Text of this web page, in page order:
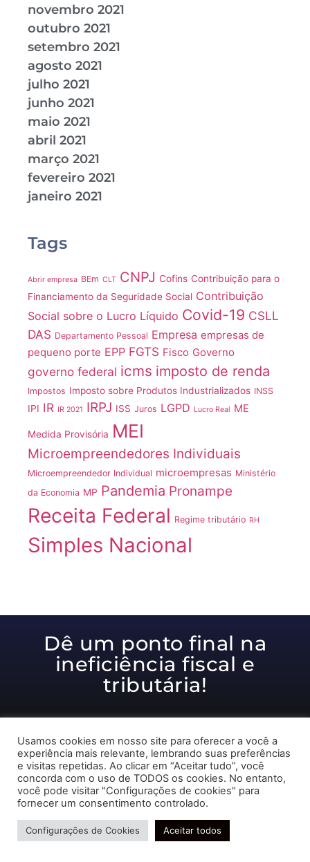
novembro 2021
outubro 2021
setembro 2021
agosto 2021
julho 2021
junho 2021
maio 2021
abril 2021
março 2021
fevereiro 2021
janeiro 2021
Tags
Abrir empresa BEm CLT CNPJ Cofins Contribuição para o
Financiamento da Seguridade Social Contribuição
Social sobre o Lucro Líquido Covid-19 CSLL
DAS Departamento Pessoal Empresa empresas de
pequeno porte EPP FGTS Fisco Governo
governo federal icms imposto de renda
Impostos Imposto sobre Produtos Industrializados INSS
IPI IR IR 2021 IRPJ ISS Juros LGPD Lucro Real ME
Medida Provisória MEI
Microempreendedores Individuais
Microempreendedor Individual microempresas Ministério
da Economia MP Pandemia Pronampe
Receita Federal Regime tributário RH
Simples Nacional
Dê um ponto final na
ineficiência fiscal e
tributária!
Ajudamos você a alcançar
resultados excelentes!
Receber ligação
Usamos cookies em nosso site para oferecer a você a
experiência mais relevante, lembrando suas preferências
e visitas repetidas. Ao clicar em “Aceitar tudo”, você
concorda com o uso de TODOS os cookies. No entanto,
você pode visitar "Configurações de cookies" para
fornecer um consentimento controlado.
Configurações de Cookies Aceitar todos
Precisa de ajuda?